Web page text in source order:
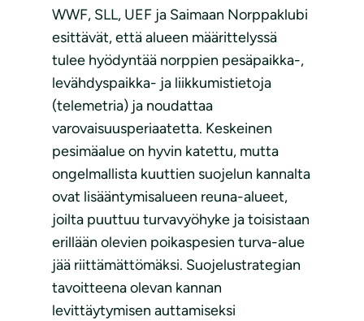
WWF, SLL, UEF ja Saimaan Norppaklubi
esittävät, että alueen määrittelyssä
tulee hyödyntää norppien pesäpaikka-,
levähdyspaikka- ja liikkumistietoja
(telemetria) ja noudattaa
varovaisuusperiaatetta. Keskeinen
pesimäalue on hyvin katettu, mutta
ongelmallista kuuttien suojelun kannalta
ovat lisääntymisalueen reuna-alueet,
joilta puuttuu turvavyöhyke ja toisistaan
erillään olevien poikaspesien turva-alue
jää riittämättömäksi. Suojelustrategian
tavoitteena olevan kannan
levittäytymisen auttamiseksi